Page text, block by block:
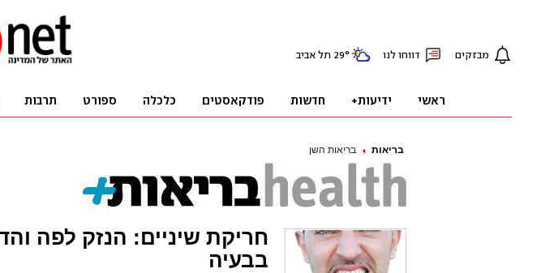
בריאות בריאות השן
חריקת שיניים: הנזק לפה
בבעיה